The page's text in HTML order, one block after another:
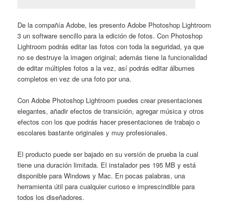
De la compañía Adobe, les presento Adobe Photoshop Lightroom
3 un software sencillo para la edición de fotos. Con Photoshop
Lightroom podrás editar las fotos con toda la seguridad, ya que
no se destruye la imagen original; además tiene la funcionalidad
de editar múltiples fotos a la vez, así podrás editar álbumes
completos en vez de una foto por una.
Con Adobe Photoshop Lightroom puedes crear presentaciones
elegantes, añadir efectos de transición, agregar música y otros
efectos con los que podrás hacer presentaciones de trabajo o
escolares bastante originales y muy profesionales.
El producto puede ser bajado en su versión de prueba la cual
tiene una duración limitada. El instalador pes 195 MB y está
disponible para Windows y Mac. En pocas palabras, una
herramienta útil para cualquier curioso e imprescindible para
todos los diseñadores.